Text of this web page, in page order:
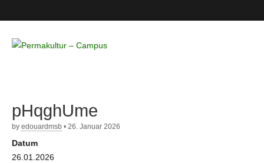
– Campus
pHqghUme
by edouardmsb • 26. Januar 2026
Datum
26.01.2026